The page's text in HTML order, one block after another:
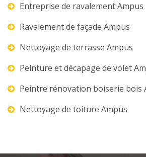
Entreprise de ravalement Ampus
Ravalement de façade Ampus
Nettoyage de terrasse Ampus
Peinture et décapage de volet
Peintre rénovation boiserie bois
Nettoyage de toiture Ampus